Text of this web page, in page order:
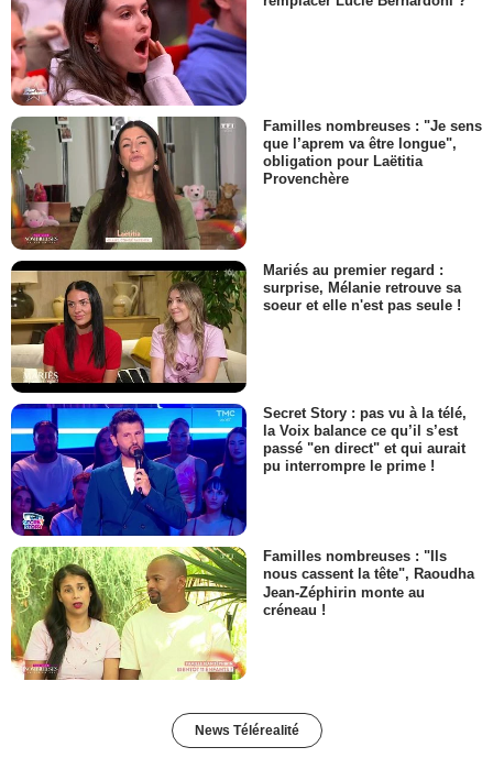
Familles nombreuses : "Je sens
que l’aprem va être longue",
obligation pour Laëtitia
Provenchère
Mariés au premier regard :
surprise, Mélanie retrouve sa
soeur et elle n'est pas seule !
Secret Story : pas vu à la télé,
la Voix balance ce qu’il s’est
passé "en direct" et qui aurait
pu interrompre le prime !
Familles nombreuses : "Ils
nous cassent la tête", Raoudha
Jean-Zéphirin monte au
créneau !
News Télérealité